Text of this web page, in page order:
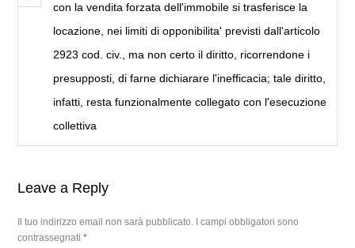
con la vendita forzata dell'immobile si trasferisce la
locazione, nei limiti di opponibilita' previsti dall'articolo
2923 cod. civ., ma non certo il diritto, ricorrendone i
presupposti, di farne dichiarare l'inefficacia; tale diritto,
infatti, resta funzionalmente collegato con l'esecuzione
collettiva
Leave a Reply
Il tuo indirizzo email non sarà pubblicato.
I campi obbligatori sono
contrassegnati*